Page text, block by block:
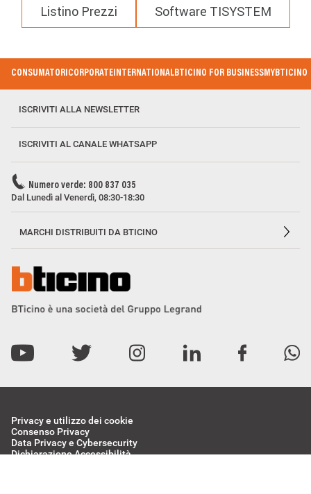
Listino Prezzi
Software TISYSTEM
Footer
CONSUMATORICORPORATEINTERNATIONALBTICINO FOR BUSINESSMYBTICINO
ISCRIVITI ALLA NEWSLETTER
ISCRIVITI AL CANALE WHATSAPP
Numero verde: 800 837 035
Dal Lunedì al Venerdì, 08:30-18:30
MARCHI DISTRIBUITI DA BTICINO
Privacy e utilizzo dei cookie
Consenso Privacy
Data Privacy e Cybersecurity
Dichiarazione Accessibilità